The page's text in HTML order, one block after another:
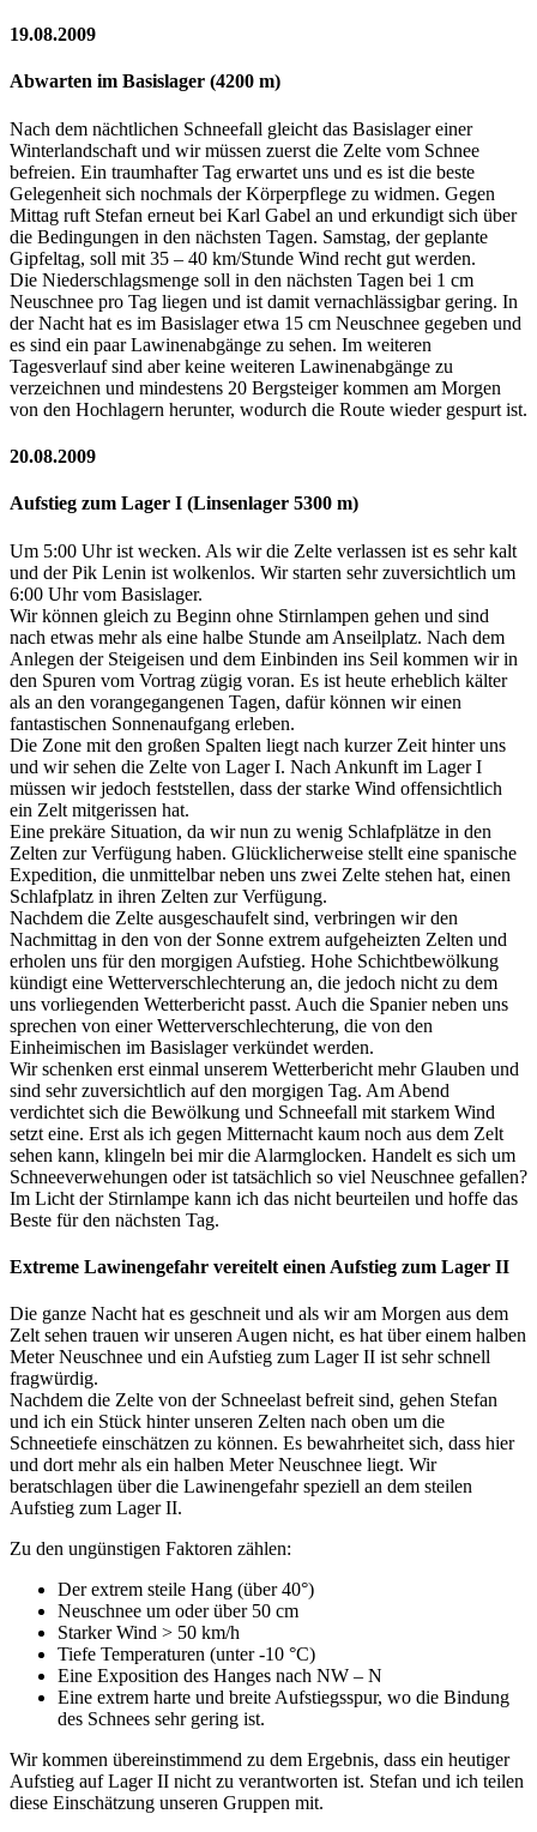
19.08.2009
Abwarten im Basislager (4200 m)
Nach dem nächtlichen Schneefall gleicht das Basislager einer
Winterlandschaft und wir müssen zuerst die Zelte vom Schnee
befreien. Ein traumhafter Tag erwartet uns und es ist die beste
Gelegenheit sich nochmals der Körperpflege zu widmen. Gegen
Mittag ruft Stefan erneut bei Karl Gabel an und erkundigt sich über
die Bedingungen in den nächsten Tagen. Samstag, der geplante
Gipfeltag, soll mit 35 – 40 km/Stunde Wind recht gut werden.
Die Niederschlagsmenge soll in den nächsten Tagen bei 1 cm
Neuschnee pro Tag liegen und ist damit vernachlässigbar gering. In
der Nacht hat es im Basislager etwa 15 cm Neuschnee gegeben und
es sind ein paar Lawinenabgänge zu sehen. Im weiteren
Tagesverlauf sind aber keine weiteren Lawinenabgänge zu
verzeichnen und mindestens 20 Bergsteiger kommen am Morgen
von den Hochlagern herunter, wodurch die Route wieder gespurt ist.
20.08.2009
Aufstieg zum Lager I (Linsenlager 5300 m)
Um 5:00 Uhr ist wecken. Als wir die Zelte verlassen ist es sehr kalt
und der Pik Lenin ist wolkenlos. Wir starten sehr zuversichtlich um
6:00 Uhr vom Basislager.
Wir können gleich zu Beginn ohne Stirnlampen gehen und sind
nach etwas mehr als eine halbe Stunde am Anseilplatz. Nach dem
Anlegen der Steigeisen und dem Einbinden ins Seil kommen wir in
den Spuren vom Vortrag zügig voran. Es ist heute erheblich kälter
als an den vorangegangenen Tagen, dafür können wir einen
fantastischen Sonnenaufgang erleben.
Die Zone mit den großen Spalten liegt nach kurzer Zeit hinter uns
und wir sehen die Zelte von Lager I. Nach Ankunft im Lager I
müssen wir jedoch feststellen, dass der starke Wind offensichtlich
ein Zelt mitgerissen hat.
Eine prekäre Situation, da wir nun zu wenig Schlafplätze in den
Zelten zur Verfügung haben. Glücklicherweise stellt eine spanische
Expedition, die unmittelbar neben uns zwei Zelte stehen hat, einen
Schlafplatz in ihren Zelten zur Verfügung.
Nachdem die Zelte ausgeschaufelt sind, verbringen wir den
Nachmittag in den von der Sonne extrem aufgeheizten Zelten und
erholen uns für den morgigen Aufstieg. Hohe Schichtbewölkung
kündigt eine Wetterverschlechterung an, die jedoch nicht zu dem
uns vorliegenden Wetterbericht passt. Auch die Spanier neben uns
sprechen von einer Wetterverschlechterung, die von den
Einheimischen im Basislager verkündet werden.
Wir schenken erst einmal unserem Wetterbericht mehr Glauben und
sind sehr zuversichtlich auf den morgigen Tag. Am Abend
verdichtet sich die Bewölkung und Schneefall mit starkem Wind
setzt eine. Erst als ich gegen Mitternacht kaum noch aus dem Zelt
sehen kann, klingeln bei mir die Alarmglocken. Handelt es sich um
Schneeverwehungen oder ist tatsächlich so viel Neuschnee gefallen?
Im Licht der Stirnlampe kann ich das nicht beurteilen und hoffe das
Beste für den nächsten Tag.
Extreme Lawinengefahr vereitelt einen Aufstieg zum Lager II
Die ganze Nacht hat es geschneit und als wir am Morgen aus dem
Zelt sehen trauen wir unseren Augen nicht, es hat über einem halben
Meter Neuschnee und ein Aufstieg zum Lager II ist sehr schnell
fragwürdig.
Nachdem die Zelte von der Schneelast befreit sind, gehen Stefan
und ich ein Stück hinter unseren Zelten nach oben um die
Schneetiefe einschätzen zu können. Es bewahrheitet sich, dass hier
und dort mehr als ein halben Meter Neuschnee liegt. Wir
beratschlagen über die Lawinengefahr speziell an dem steilen
Aufstieg zum Lager II.
Zu den ungünstigen Faktoren zählen:
Der extrem steile Hang (über 40°)
Neuschnee um oder über 50 cm
Starker Wind > 50 km/h
Tiefe Temperaturen (unter -10 °C)
Eine Exposition des Hanges nach NW – N
Eine extrem harte und breite Aufstiegsspur, wo die Bindung
des Schnees sehr gering ist.
Wir kommen übereinstimmend zu dem Ergebnis, dass ein heutiger
Aufstieg auf Lager II nicht zu verantworten ist. Stefan und ich teilen
diese Einschätzung unseren Gruppen mit.